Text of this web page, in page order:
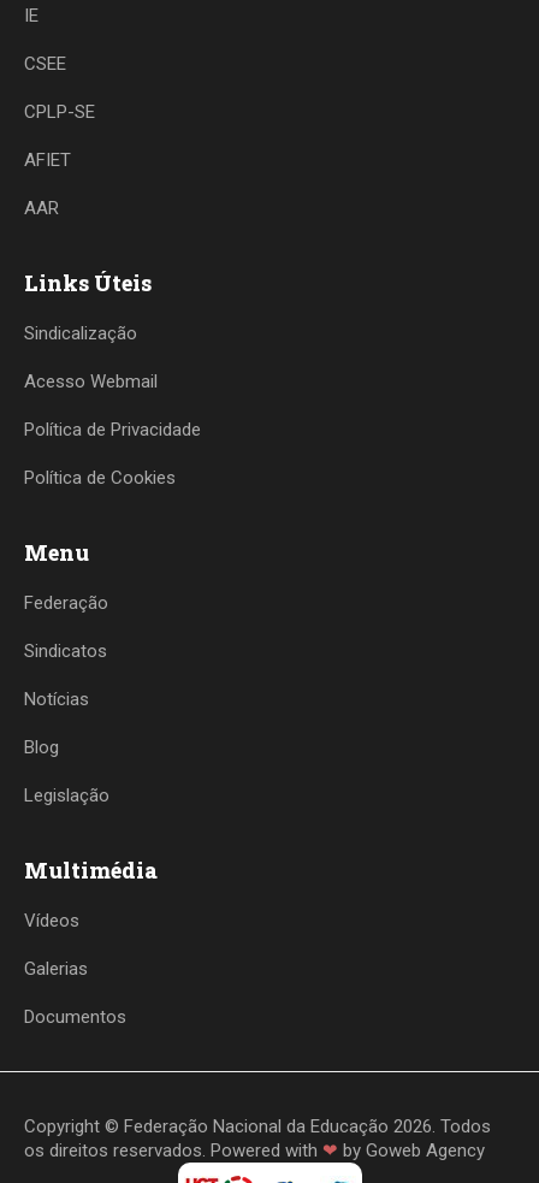
IE
CSEE
CPLP-SE
AFIET
AAR
Links Úteis
Sindicalização
Acesso Webmail
Política de Privacidade
Política de Cookies
Menu
Federação
Sindicatos
Notícias
Blog
Legislação
Multimédia
Vídeos
Galerias
Documentos
Copyright © Federação Nacional da Educação 2026. Todos
os direitos reservados. Powered with ❤ by Goweb Agency